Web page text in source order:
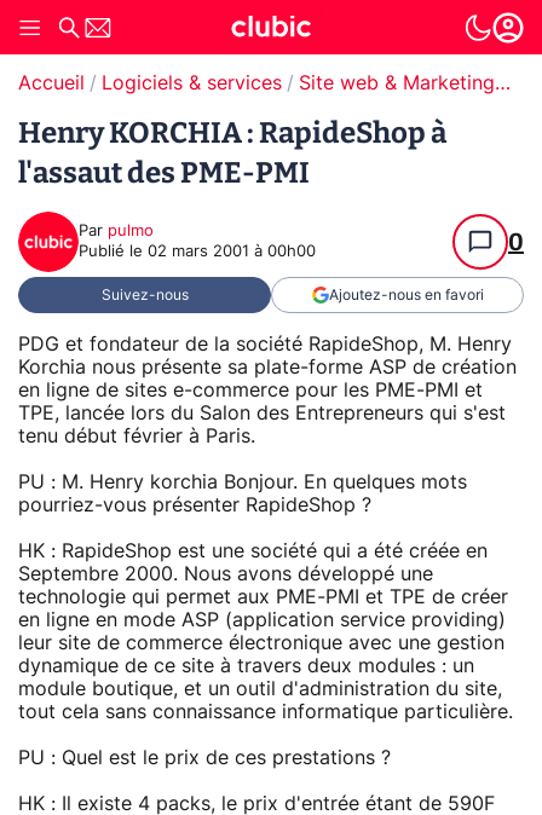
Accueil Logiciels & services Site web & Marketing Digital
Henry KORCHIA : RapideShop à
l'assaut des PME-PMI
Par pulmo
Publié le 02 mars 2001 à 00h00 0
Suivez-nous Ajoutez-nous en favori
PDG et fondateur de la société RapideShop, M. Henry
Korchia nous présente sa plate-forme ASP de création
en ligne de sites e-commerce pour les PME-PMI et
TPE, lancée lors du Salon des Entrepreneurs qui s'est
tenu début février à Paris.
PU : M. Henry korchia Bonjour. En quelques mots
pourriez-vous présenter RapideShop ?
HK : RapideShop est une société qui a été créée en
Septembre 2000. Nous avons développé une
technologie qui permet aux PME-PMI et TPE de créer
en ligne en mode ASP (application service providing)
leur site de commerce électronique avec une gestion
dynamique de ce site à travers deux modules : un
module boutique, et un outil d'administration du site,
tout cela sans connaissance informatique particulière.
PU : Quel est le prix de ces prestations ?
HK : Il existe 4 packs, le prix d'entrée étant de 590F